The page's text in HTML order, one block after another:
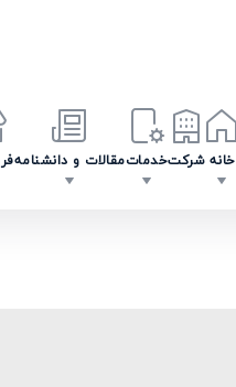
خانه شرکتخدماتمقالات و دانشنامه